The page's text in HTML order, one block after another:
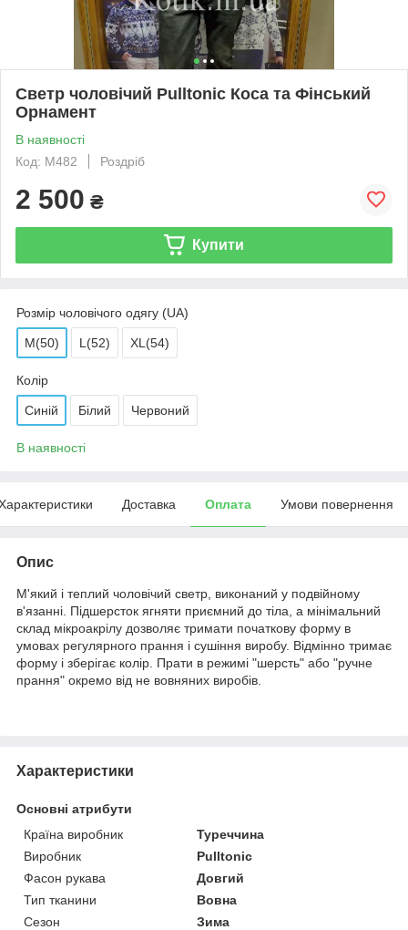
Светр чоловічий Pulltonic Коса та Фінський
Орнамент
В наявності
Код: M482
Роздріб
2 500 ₴
Купити
Розмір чоловічого одягу (UA)
M(50) L(52) XL(54)
Колір
Синій Білий Червоний
В наявності
Доставка Оплата Умови повернення
Опис
М'який і теплий чоловічий светр, виконаний у подвійному
в'язанні. Підшерсток ягняти приємний до тіла, а мінімальний
склад мікроакрілу дозволяє тримати початкову форму в
умовах регулярного прання і сушіння виробу. Відмінно тримає
форму і зберігає колір. Прати в режимі "шерсть" або "ручне
прання" окремо від не вовняних виробів.
Характеристики
Основні атрибути
Країна виробник
Туреччина
Виробник
Pulltonic
Фасон рукава
Довгий
Тип тканини
Вовна
Сезон
Зима